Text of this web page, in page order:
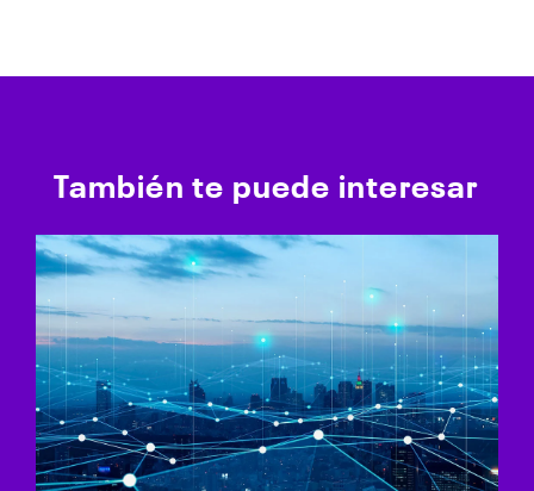
También te puede interesar